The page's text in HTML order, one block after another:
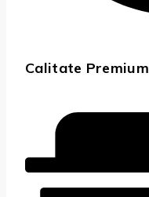
Calitate Premium